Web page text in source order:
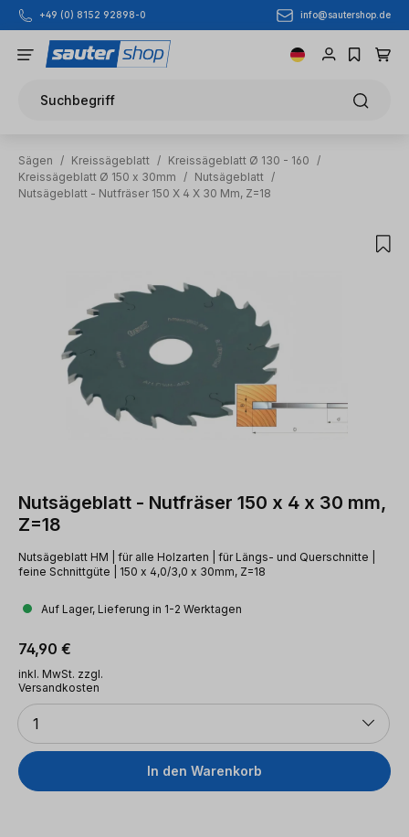
Zum Hauptinhalt springen
+49 (0) 8152 92898-0 info@sautershop.de
Suchbegriff
Sägen / Kreissägeblatt / Kreissägeblatt Ø 130 - 160
/
Kreissägeblatt Ø 150 x 30mm
/ Nutsägeblatt /
Nutsägeblatt - Nutfräser 150 X 4 X 30 Mm, Z=18
Nutsägeblatt - Nutfräser 150 x 4 x 30 mm,
Z=18
Nutsägeblatt HM | für alle Holzarten | für Längs- und Querschnitte |
feine Schnittgüte | 150 x 4,0/3,0 x 30mm, Z=18
Auf Lager, Lieferung in 1-2 Werktagen
Regulärer Preis:
74,90 €
inkl. MwSt. zzgl.
Versandkosten
Anzahl
1
In den Warenkorb